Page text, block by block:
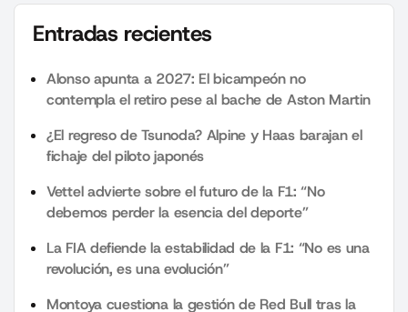
Entradas recientes
Alonso apunta a 2027: El bicampeón no
contempla el retiro pese al bache de Aston Martin
¿El regreso de Tsunoda? Alpine y Haas barajan el
fichaje del piloto japonés
Vettel advierte sobre el futuro de la F1: “No
debemos perder la esencia del deporte”
La FIA defiende la estabilidad de la F1: “No es una
revolución, es una evolución”
Montoya cuestiona la gestión de Red Bull tras la